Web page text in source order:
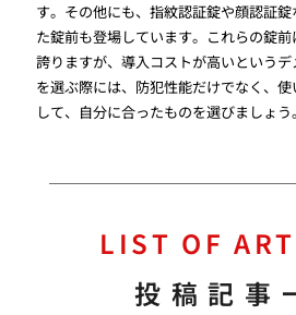
す。その他にも、指紋認証錠や顔認証
た錠前も登場しています。これらの錠
誇りますが、導入コストが高いという
を選ぶ際には、防犯性能だけでなく、
して、自分に合ったものを選びましょう。
LIST OF
投稿記事